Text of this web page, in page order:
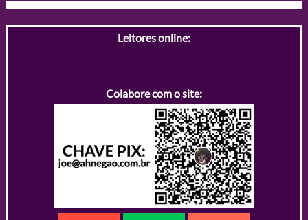
Leitores online:
Colabore com o site: